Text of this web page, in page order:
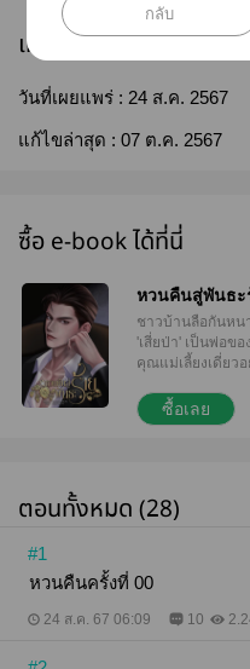
เผยแพร่
วันที่เผยแพร่ : 24 ส.ค. 2567
แก้ไขล่าสุด : 07 ต.ค. 2567
ซื้อ e-book ได้ที่นี่
หวนคืนสู่พันธะ
ชาวบ้านลือกันหน
'เสี่ยป่า' เป็นพ่อข
คุณแม่เลี้ยงเดี่ยว
ซื้อเลย
ตอนทั้งหมด (28)
#1
หวนคืนครั้งที่ 00
24 ส.ค. 67 06:09 10
กลับ